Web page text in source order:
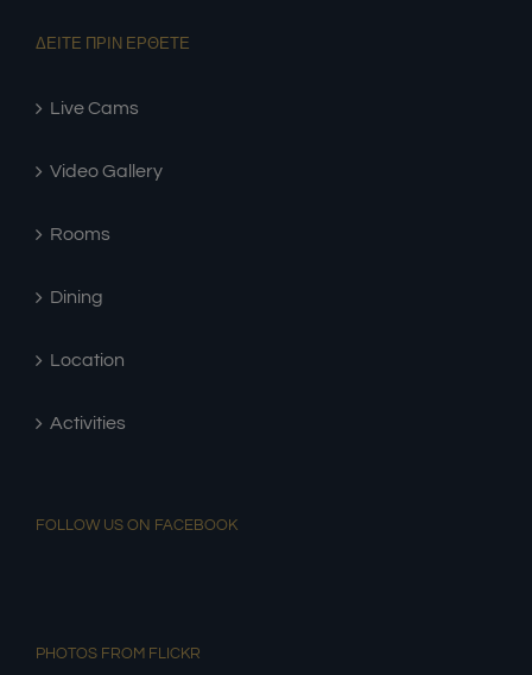
ΔΕΙΤΕ ΠΡΙΝ ΕΡΘΕΤΕ
Live Cams
Video Gallery
Rooms
Dining
Location
Activities
FOLLOW US ON FACEBOOK
PHOTOS FROM FLICKR